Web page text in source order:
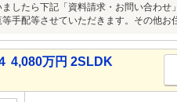
ましたら下記「資料請求・お問い合わせ
等手配等させていただきます。その他お
4,080万円 2SLDK